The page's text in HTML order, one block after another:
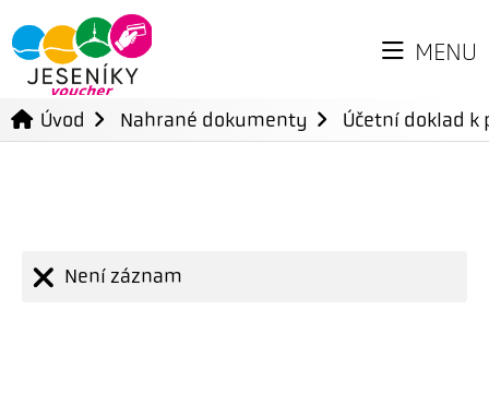
MENU
Úvod Nahrané dokumenty Účetní doklad
Není záznam